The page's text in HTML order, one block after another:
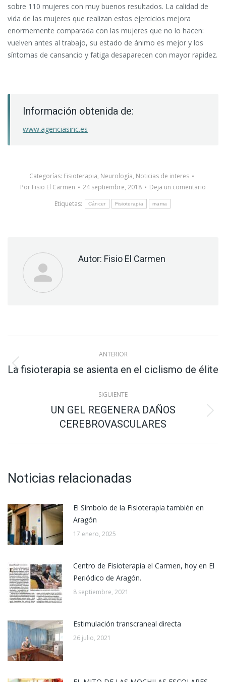
sobre 110 mujeres con muy buenos resultados. La calidad de
vida de las mujeres que realizan estos ejercicios mejora
enormemente comparada con las mujeres que no lo hacen:
vuelven antes al trabajo, su estado de ánimo es mejor y los
síntomas de cansancio y fatiga desaparecen con mayor rapidez.
Información obtenida de:
www.agenciasinc.es
Categorías: Fisioterapia, Neurología, Noticias de interes
Por Fisio El Carmen 24 septiembre, 2018
Deja un comentario
Etiquetas:
Cáncer Fisioterapia mama
Autor: Fisio El Carmen
Navegación
entre
publicaciones
ANTERIOR
Publicación
La fisioterapia se asienta en el ciclismo de élite
SIGUIENTE
Publicación
siguiente:
UN GEL REGENERA DAÑOS
CEREBROVASCULARES
Noticias relacionadas
El Símbolo de la Fisioterapia también en
Aragón
17 enero, 2025
Centro de Fisioterapia el Carmen, hoy en El
Periódico de Aragón.
8 septiembre, 2021
Estimulación transcraneal directa
26 julio, 2021